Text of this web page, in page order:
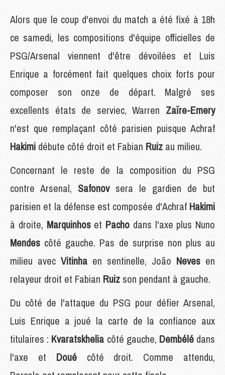
Alors que le coup d'envoi du match a été fixé à 18h
ce samedi, les compositions d'équipe officielles de
PSG/Arsenal viennent d'être dévoilées et Luis
Enrique a forcément fait quelques choix forts pour
composer son onze de départ. Malgré ses
excellents états de serviec, Warren Zaïre-Emery
n'est que remplaçant côté parisien puisque Achraf
Hakimi débute côté droit et Fabian Ruiz au milieu.
Concernant le reste de la composition du PSG
contre Arsenal, Safonov sera le gardien de but
parisien et la défense est composée d'Achraf Hakimi
à droite, Marquinhos et Pacho dans l'axe plus Nuno
Mendes côté gauche. Pas de surprise non plus au
milieu avec Vitinha en sentinelle, João Neves en
relayeur droit et Fabian Ruiz son pendant à gauche.
Du côté de l'attaque du PSG pour défier Arsenal,
Luis Enrique a joué la carte de la confiance aux
titulaires : Kvaratskhelia côté gauche, Dembélé dans
l'axe et Doué côté droit. Comme attendu,